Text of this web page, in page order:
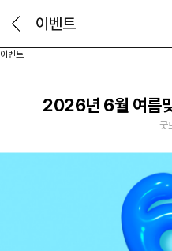
이벤트
이벤트
2026년 6월 여름
굿